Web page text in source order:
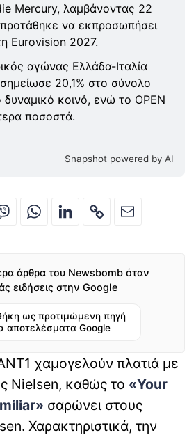
Mercury, λαμβάνοντας 22
να εκπροσωπήσει
Eurovision 2027.
αγώνας Ελλάδα-Ιταλία
20,1% στο σύνολο
δυναμικό κοινό, ενώ το OPEN
ποσοστά.
Snapshot powered by AI
άρθρα του Newsbomb όταν
ειδήσεις στην Google
ως προτιμώμενη πηγή
αποτελέσματα Google
χαμογελούν πλατιά με
Nielsen, καθώς το «Your
σαρώνει στους
Χαρακτηριστικά, την